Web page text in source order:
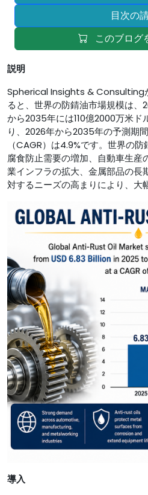
目次の
このブログ
説明
Spherical Insights & Consulting
ると、世界の防錆油市場規模は
から2035年には110億2000万米ド
り、2026年から2035年の予測期
（CAGR）は4.9%です。世界の
腐食防止需要の増加、自動車生産
業インフラの拡大、金属部品の長
対するニーズの高まりにより、大
導入